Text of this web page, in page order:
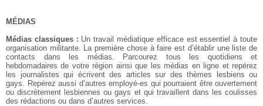
MÉDIAS
Médias classiques : Un travail médiatique efficace est essentiel à toute
organisation militante. La première chose à faire est d’établir une liste de
contacts dans les médias. Parcourez tous les quotidiens et
hebdomadaires de votre région ainsi que les médias en ligne et repérez
les journalistes qui écrivent des articles sur des thèmes lesbiens ou
gays. Repérez aussi d’autres employé-es qui pourraient être ouvertement
ou discrètement lesbiennes ou gays et qui travaillent dans les coulisses
des rédactions ou dans d’autres services.